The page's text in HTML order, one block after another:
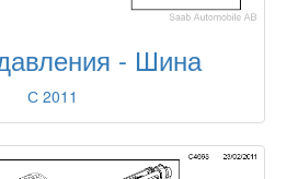
- Шина
С 2011